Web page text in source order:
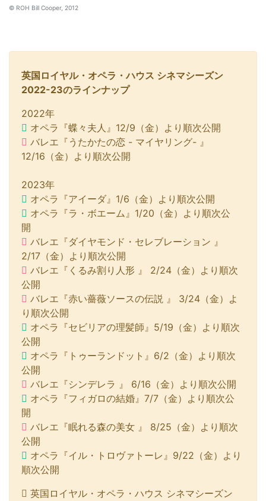
© ROH Bill Cooper, 2012
英国ロイヤル・オペラ・ハウス シネマシーズン
2022-23のラインナップ
2022年
オペラ『蝶々夫人』12/9（金）より順次公開
バレエ『うたかたの恋 - マイヤリング- 』
12/16（金）より順次公開
2023年
オペラ『アイーダ』1/6（金）より順次公開
オペラ『ラ・ボエーム』1/20（金）より順次公
開
バレエ『ダイヤモンド・セレブレーション 』
2/17（金）より順次公開
バレエ『くるみ割り人形 』 2/24（金）より順次
公開
バレエ『赤い薔薇ソースの伝説 』 3/24（金）よ
り順次公開
オペラ『セビリアの理髪師』5/19（金）より順次
公開
オペラ『トゥーランドット』6/2（金）より順次
公開
バレエ『シンデレラ 』 6/16（金）より順次公開
オペラ『フィガロの結婚』7/7（金）より順次公
開
バレエ『眠れる森の美女 』 8/25（金）より順次
公開
オペラ『イル・トロヴァトーレ』9/22（金）より
順次公開
英国ロイヤル・オペラ・ハウス シネマシーズン